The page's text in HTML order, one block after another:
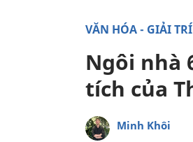
VĂN HÓA - GIẢI TRÍ
Ngôi nhà
tích của
Minh Khôi